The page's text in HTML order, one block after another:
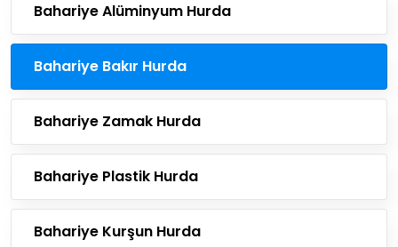
Bahariye Alüminyum Hurda
Bahariye Bakır Hurda
Bahariye Zamak Hurda
Bahariye Plastik Hurda
Bahariye Kurşun Hurda